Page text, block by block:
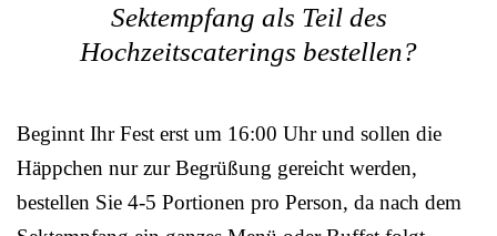
Sektempfang als Teil des
Hochzeitscaterings bestellen?
Beginnt Ihr Fest erst um 16:00 Uhr und sollen die
Häppchen nur zur Begrüßung gereicht werden,
bestellen Sie 4-5 Portionen pro Person, da nach dem